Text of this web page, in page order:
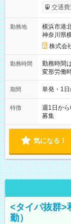
いOK！
ンビニATM
交通費
勤務地
横浜市港
神奈川県
株式会
勤務時間
勤務時間
変形労働時間制
～21：00
期間 単発・1
特徴
週1日か
募集
気になる！
<タイパ抜群>
勤）